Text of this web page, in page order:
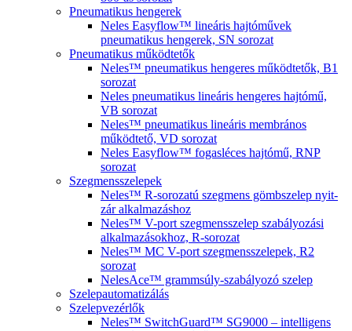
Pneumatikus hengerek
Neles Easyflow™ lineáris hajtóművek
pneumatikus hengerek, SN sorozat
Pneumatikus működtetők
Neles™ pneumatikus hengeres működtetők, B1
sorozat
Neles pneumatikus lineáris hengeres hajtómű,
VB sorozat
Neles™ pneumatikus lineáris membrános
működtető, VD sorozat
Neles Easyflow™ fogasléces hajtómű, RNP
sorozat
Szegmensszelepek
Neles™ R-sorozatú szegmens gömbszelep nyit-
zár alkalmazáshoz
Neles™ V-port szegmensszelep szabályozási
alkalmazásokhoz, R-sorozat
Neles™ MC V-port szegmensszelepek, R2
sorozat
NelesAce™ grammsúly-szabályozó szelep
Szelepautomatizálás
Szelepvezérlők
Neles™ SwitchGuard™ SG9000 – intelligens